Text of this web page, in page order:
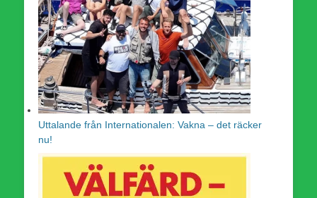
Uttalande från Internationalen: Vakna – det räcker
nu!